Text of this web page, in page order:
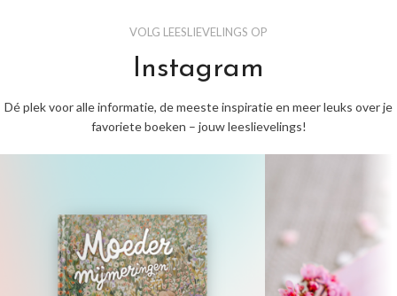
VOLG LEESLIEVELINGS OP
Instagram
Dé plek voor alle informatie, de meeste inspiratie en meer leuks over je
favoriete boeken – jouw leeslievelings!